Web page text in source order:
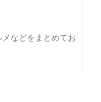
などをまとめてお